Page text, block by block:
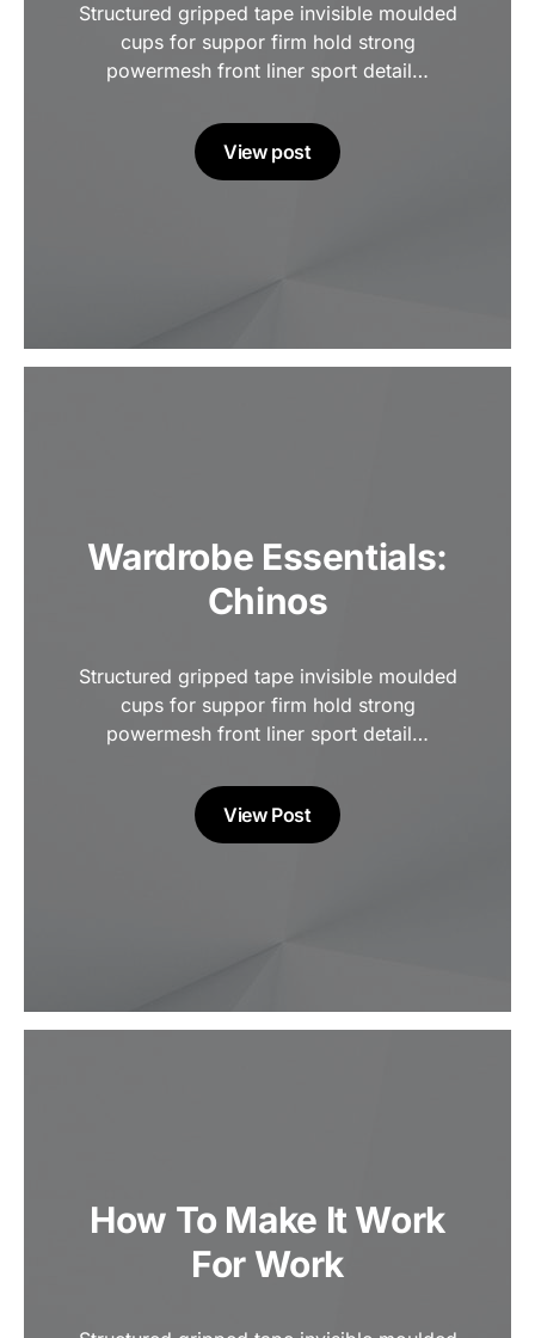
Structured gripped tape invisible moulded
cups for suppor firm hold strong
powermesh front liner sport detail…
View post
Wardrobe Essentials:
Chinos
Structured gripped tape invisible moulded
cups for suppor firm hold strong
powermesh front liner sport detail…
View Post
How To Make It Work
For Work